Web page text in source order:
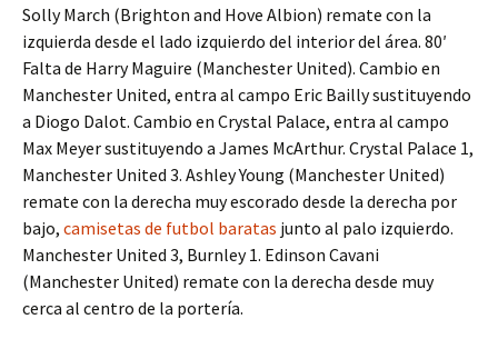
Solly March (Brighton and Hove Albion) remate con la
izquierda desde el lado izquierdo del interior del área. 80′
Falta de Harry Maguire (Manchester United). Cambio en
Manchester United, entra al campo Eric Bailly sustituyendo
a Diogo Dalot. Cambio en Crystal Palace, entra al campo
Max Meyer sustituyendo a James McArthur. Crystal Palace 1,
Manchester United 3. Ashley Young (Manchester United)
remate con la derecha muy escorado desde la derecha por
bajo, camisetas de futbol baratas junto al palo izquierdo.
Manchester United 3, Burnley 1. Edinson Cavani
(Manchester United) remate con la derecha desde muy
cerca al centro de la portería.